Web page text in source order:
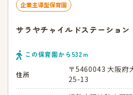
企業主導型保育園
サラヤチャイルドステーション
この保育園から532ｍ
住所
〒5460043 大阪府
25-13